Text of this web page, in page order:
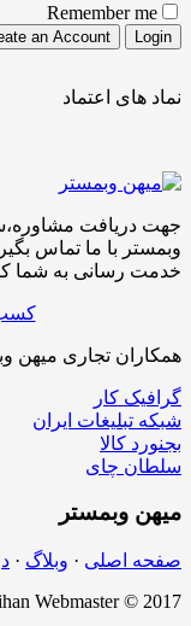
Remember me
نماد های اعتماد
جهت دریافت
خدمت رسانی به شما
کسب
همکاران تجاری میهن
گرافیک کار
شبکه تبلیغات ایران
بجنورد کالا
سلطان چای
میهن وبمستر
صفحه اصلی · وبلاگ ·
Webmaster © 2017